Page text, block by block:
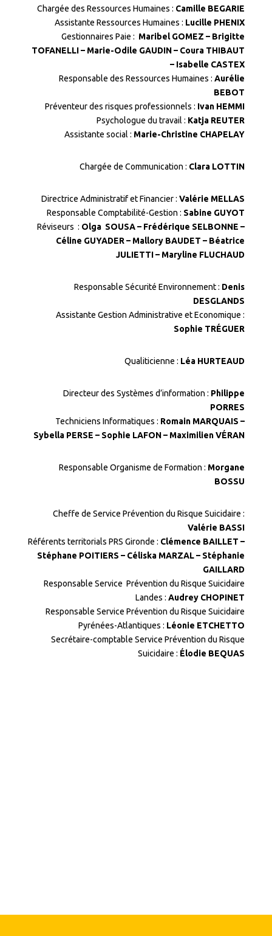
Chargée des Ressources Humaines : Camille BEGARIE
Assistante Ressources Humaines : Lucille PHENIX
Gestionnaires Paie : Maribel GOMEZ – Brigitte
TOFANELLI – Marie-Odile GAUDIN – Coura THIBAUT
– Isabelle CASTEX
Responsable des Ressources Humaines : Aurélie
BEBOT
Préventeur des risques professionnels : Ivan HEMMI
Psychologue du travail : Katja REUTER
Assistante social : Marie-Christine CHAPELAY
Chargée de Communication : Clara LOTTIN
Directrice Administratif et Financier : Valérie MELLAS
Responsable Comptabilité-Gestion : Sabine GUYOT
Réviseurs : Olga SOUSA – Frédérique SELBONNE –
Céline GUYADER – Mallory BAUDET – Béatrice
JULIETTI – Maryline FLUCHAUD
Responsable Sécurité Environnement : Denis
DESGLANDS
Assistante Gestion Administrative et Economique :
Sophie TRÉGUER
Qualiticienne : Léa HURTEAUD
Directeur des Systèmes d’information : Philippe
PORRES
Techniciens Informatiques : Romain MARQUAIS –
Sybella PERSE – Sophie LAFON – Maximilien VÉRAN
Responsable Organisme de Formation : Morgane
BOSSU
Cheffe de Service Prévention du Risque Suicidaire :
Valérie BASSI
Référents territorials PRS Gironde : Clémence BAILLET –
Stéphane POITIERS – Céliska MARZAL – Stéphanie
GAILLARD
Responsable Service Prévention du Risque Suicidaire
Landes : Audrey CHOPINET
Responsable Service Prévention du Risque Suicidaire
Pyrénées-Atlantiques : Léonie ETCHETTO
Secrétaire-comptable Service Prévention du Risque
Suicidaire : Élodie BEQUAS